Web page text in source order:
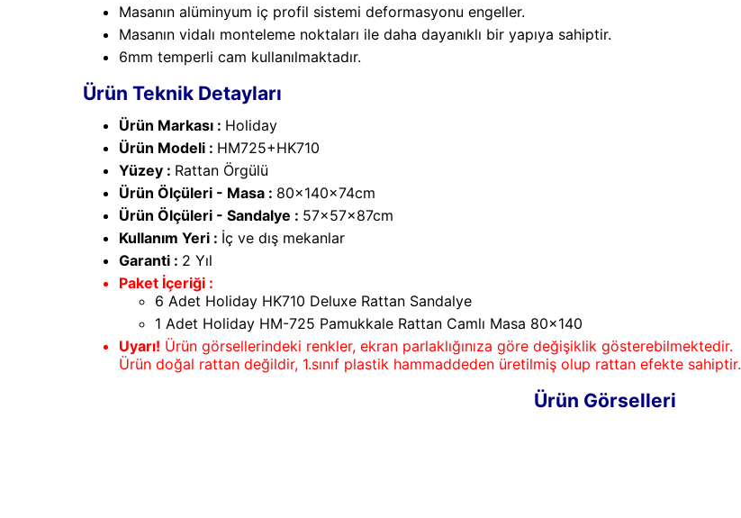
Masanın alüminyum iç profil sistemi deformasyonu engeller.
Masanın vidalı monteleme noktaları ile daha dayanıklı bir yapıya sahiptir.
6mm temperli cam kullanılmaktadır.
Ürün Teknik Detayları
Ürün Markası : Holiday
Ürün Modeli : HM725+HK710
Yüzey : Rattan Örgülü
Ürün Ölçüleri - Masa : 80x140x74cm
Ürün Ölçüleri - Sandalye : 57x57x87cm
Kullanım Yeri : İç ve dış mekanlar
Garanti : 2 Yıl
Paket İçeriği :
6 Adet Holiday HK710 Deluxe Rattan Sandalye
1 Adet Holiday HM-725 Pamukkale Rattan Camlı Masa 80x140
Uyarı! Ürün görsellerindeki renkler, ekran parlaklığınıza göre değişiklik gösterebilmektedir.
Ürün doğal rattan değildir, 1.sınıf plastik hammaddeden üretilmiş olup rattan efekte sahiptir.
Ürün Görselleri